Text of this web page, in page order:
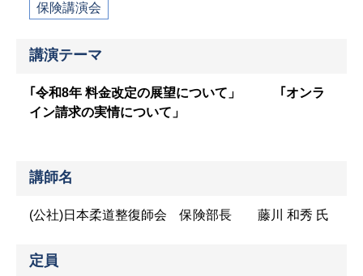
保険講演会
講演テーマ
｢令和8年 料金改定の展望について」 ｢オンラ
イン請求の実情について」
講師名
(公社)日本柔道整復師会 保険部長 藤川 和秀 氏
定員